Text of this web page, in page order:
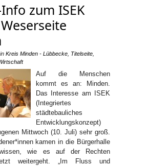
zum ISEK
in Kreis Minden - Lübbecke Titelseite
Auf die Menschen
kommt es an: Minden.
Das Interesse am ISEK
(Integriertes
städtebauliches
Entwicklungskonzept)
Mittwoch (10. Juli) sehr groß.
kamen in die Bürgerhalle
wie es auf der Rechten
weitergeht. „Im Fluss und